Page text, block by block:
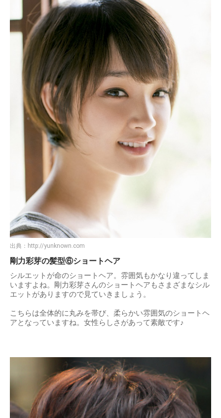
出典： http://yunknown.com
剛力彩芽の髪型⑥ショートヘア
シルエットが命のショートヘア。雰囲気もかなり違ってしま
いますよね。剛力彩芽さんのショートヘアもさまざまなシル
エットがありますので見ていきましょう。
こちらは全体的に丸みを帯び、柔らかい雰囲気のショートヘ
アとなっていますね。女性らしさがあって素敵です♪